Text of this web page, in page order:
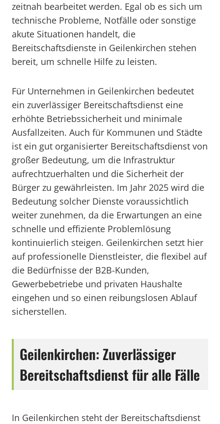
zeitnah bearbeitet werden. Egal ob es sich um
technische Probleme, Notfälle oder sonstige
akute Situationen handelt, die
Bereitschaftsdienste in Geilenkirchen stehen
bereit, um schnelle Hilfe zu leisten.
Für Unternehmen in Geilenkirchen bedeutet
ein zuverlässiger Bereitschaftsdienst eine
erhöhte Betriebssicherheit und minimale
Ausfallzeiten. Auch für Kommunen und Städte
ist ein gut organisierter Bereitschaftsdienst von
großer Bedeutung, um die Infrastruktur
aufrechtzuerhalten und die Sicherheit der
Bürger zu gewährleisten. Im Jahr 2025 wird die
Bedeutung solcher Dienste voraussichtlich
weiter zunehmen, da die Erwartungen an eine
schnelle und effiziente Problemlösung
kontinuierlich steigen. Geilenkirchen setzt hier
auf professionelle Dienstleister, die flexibel auf
die Bedürfnisse der B2B-Kunden,
Gewerbebetriebe und privaten Haushalte
eingehen und so einen reibungslosen Ablauf
sicherstellen.
Geilenkirchen: Zuverlässiger
Bereitschaftsdienst für alle Fälle
In Geilenkirchen steht der Bereitschaftsdienst